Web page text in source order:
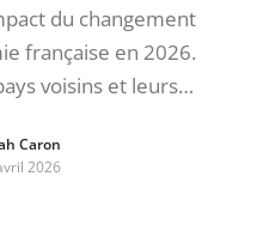
du changement
française en 2026.
voisins et leurs…
Caron
2026